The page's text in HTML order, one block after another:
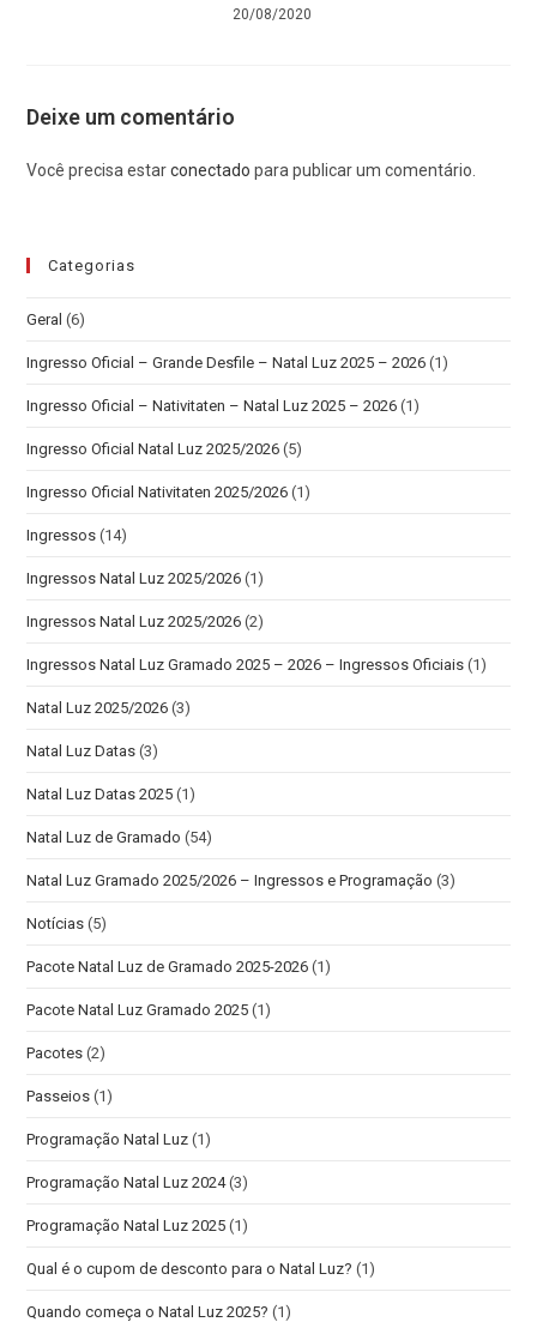
20/08/2020
Deixe um comentário
Você precisa estarconectado para publicar um comentário.
Categorias
Geral (6)
Ingresso Oficial – Grande Desfile – Natal Luz 2025 – 2026 (1)
Ingresso Oficial – Nativitaten – Natal Luz 2025 – 2026 (1)
Ingresso Oficial Natal Luz 2025/2026 (5)
Ingresso Oficial Nativitaten 2025/2026 (1)
Ingressos (14)
Ingressos Natal Luz 2025/2026 (1)
Ingressos Natal Luz 2025/2026 (2)
Ingressos Natal Luz Gramado 2025 – 2026 – Ingressos Oficiais (1)
Natal Luz 2025/2026 (3)
Natal Luz Datas (3)
Natal Luz Datas 2025 (1)
Natal Luz de Gramado (54)
Natal Luz Gramado 2025/2026 – Ingressos e Programação (3)
Notícias (5)
Pacote Natal Luz de Gramado 2025-2026 (1)
Pacote Natal Luz Gramado 2025 (1)
Pacotes (2)
Passeios (1)
Programação Natal Luz (1)
Programação Natal Luz 2024 (3)
Programação Natal Luz 2025 (1)
Qual é o cupom de desconto para o Natal Luz? (1)
Quando começa o Natal Luz 2025? (1)